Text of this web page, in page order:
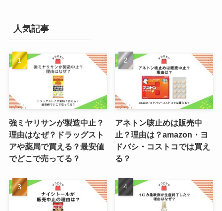
人気記事
強ミヤリサンが製造中止？
理由はなぜ？ドラッグスト
アや薬局で買える？最安値
でどこで売ってる？
アネトン咳止めは販売中
止？理由は？amazon・ヨ
ドバシ・コストコでは買え
る？